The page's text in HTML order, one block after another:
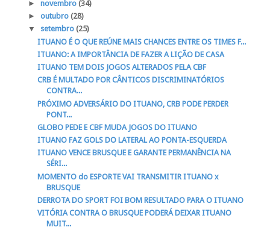
► novembro (34)
► outubro (28)
▼ setembro (25)
ITUANO É O QUE REÚNE MAIS CHANCES ENTRE OS TIMES F...
ITUANO: A IMPORTÂNCIA DE FAZER A LIÇÃO DE CASA
ITUANO TEM DOIS JOGOS ALTERADOS PELA CBF
CRB É MULTADO POR CÂNTICOS DISCRIMINATÓRIOS
CONTRA...
PRÓXIMO ADVERSÁRIO DO ITUANO, CRB PODE PERDER
PONT...
GLOBO PEDE E CBF MUDA JOGOS DO ITUANO
ITUANO FAZ GOLS DO LATERAL AO PONTA-ESQUERDA
ITUANO VENCE BRUSQUE E GARANTE PERMANÊNCIA NA
SÉRI...
MOMENTO do ESPORTE VAI TRANSMITIR ITUANO x
BRUSQUE
DERROTA DO SPORT FOI BOM RESULTADO PARA O ITUANO
VITÓRIA CONTRA O BRUSQUE PODERÁ DEIXAR ITUANO
MUIT...